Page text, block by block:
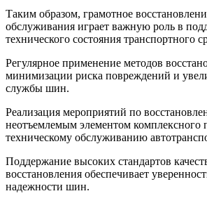
Таким образом, грамотное
обслуживания играет важную роль в
технического состояния транспортного
Регулярное применение методов
минимизации риска повреждений и
службы шин.
Реализация мероприятий по
неотъемлемым элементом комплексного
техническому обслуживанию
Поддержание высоких стандартов
восстановления обеспечивает
надежности шин.